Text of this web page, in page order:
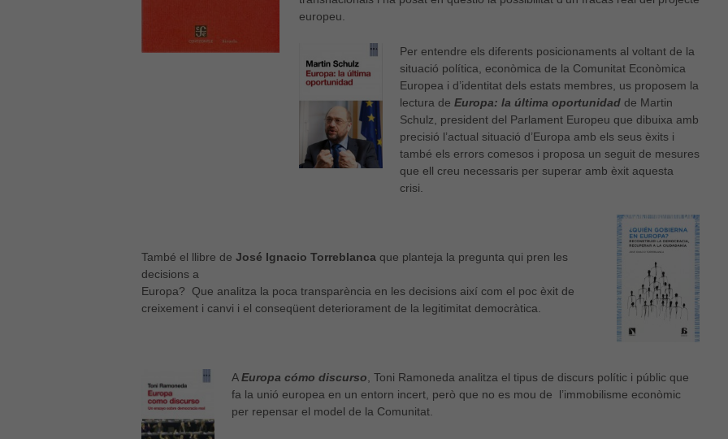
europeu.
Per entendre els diferents posicionaments al voltant de la
situació política, econòmica de la Comunitat Econòmica
Europea i d’identitat dels estats membres, us proposem la
lectura deEuropa: la última oportunidad de Martin
Schulz, president del Parlament Europeu que dibuixa amb
precisió l’actual situació d’Europa amb els seus èxits i
també els errors comesos i proposa un seguit de mesures
que ell creu necessaris per superar amb èxit aquesta
crisi.
També el llibre de José Ignacio Torreblanca que planteja la pregunta qui pren les
decisions a
Europa? Que analitza la poca transparència en les decisions així com el poc èxit de
creixement i canvi i el conseqüent deteriorament de la legitimitat democràtica.
AEuropa cómo discurso, Toni Ramoneda analitza el tipus de discurs polític i públic que
fa la unió europea en un entorn incert, però que no es mou de l’immobilisme econòmic
per repensar el model de la Comunitat.